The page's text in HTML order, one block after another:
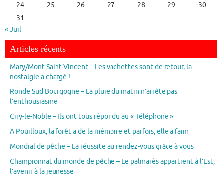
24
25 26 27 28 29
30
31
« Juil
Articles récents
Mary/Mont-Saint-Vincent – Les vachettes sont de retour, la
nostalgie a chargé !
Ronde Sud Bourgogne – La pluie du matin n’arrête pas
l’enthousiasme
Ciry-le-Noble – Ils ont tous répondu au « Téléphone »
A Pouilloux, la forêt a de la mémoire et parfois, elle a faim
Mondial de pêche – La réussite au rendez-vous grâce à vous
Championnat du monde de pêche – Le palmarès appartient à l’Est,
l’avenir à la jeunesse